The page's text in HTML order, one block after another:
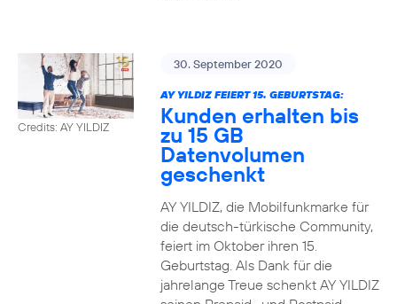
Credits: AY YILDIZ
30. September 2020
AY YILDIZ FEIERT 15. GEBURTSTAG:
Kunden erhalten bis
zu 15 GB
Datenvolumen
geschenkt
AY YILDIZ, die Mobilfunkmarke für
die deutsch-türkische Community,
feiert im Oktober ihren 15.
Geburtstag. Als Dank für die
jahrelange Treue schenkt AY YILDIZ